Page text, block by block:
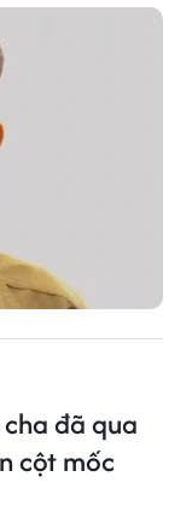
đã qua
cột mốc